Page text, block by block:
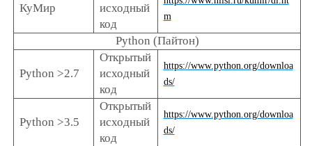
КуМир
исходный
код
m
Python (Пайтон)
Python >2.7
Открытый
исходный
код
https://www.python.org/downloa
ds/
Python >3.5
Открытый
исходный
код
https://www.python.org/downloa
ds/